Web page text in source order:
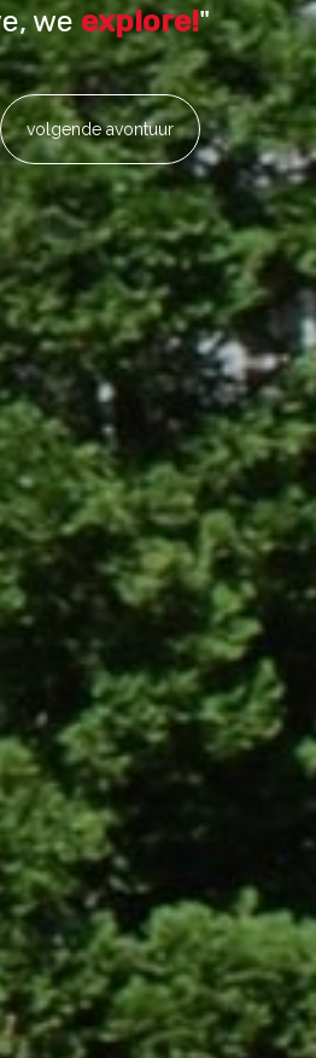
we explore!"
volgende avontuur